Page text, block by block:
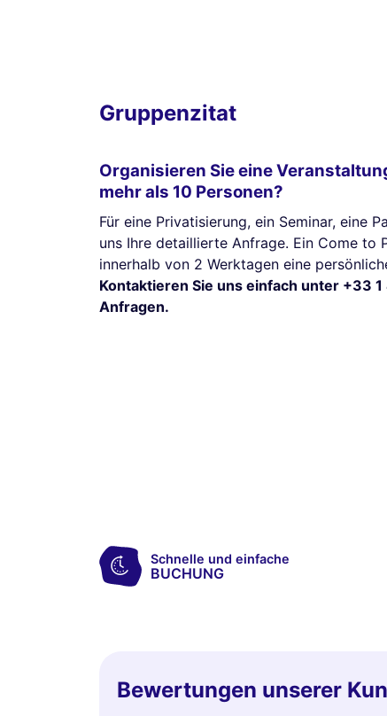
Gruppenzitat
Organisieren Sie eine
mehr als 10 Personen?
Für eine Privatisierung, ein Seminar, eine
uns Ihre detaillierte Anfrage. Ein Come to
innerhalb von 2 Werktagen eine
Kontaktieren Sie uns einfach unter +33
Anfragen.
Schnelle und einfache
BUCHUNG
Bewertungen unserer